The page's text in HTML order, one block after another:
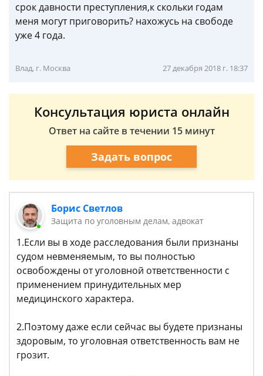
срок давности преступления,к скольки годам
меня могут приговорить? нахожусь на свободе
уже 4 года.
Влад, г. Москва 27 декабря 2018 г. 18:37
Консультация юриста онлайн
Ответ на сайте в течении 15 минут
Задать вопрос
Борис Светлов
Защита по уголовным делам, адвокат
1.Если вы в ходе расследования были признаны
судом невменяемым, то вы полностью
освобождены от уголовной ответственности с
применением принудительных мер
медицинского характера.
2.Поэтому даже если сейчас вы будете признаны
здоровым, то уголовная ответственность вам не
грозит.